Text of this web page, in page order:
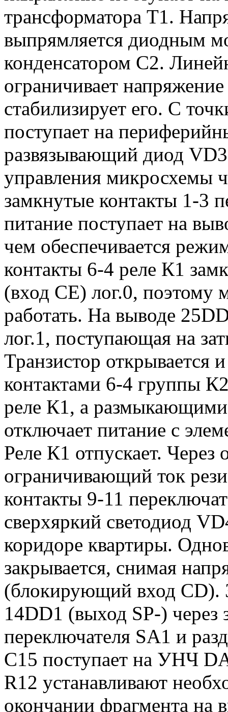
трансформатора Т1.
выпрямляется диодным
конденсатором С2.
ограничивает
стабилизирует его. С
поступает на
развязывающий диод
управления микросхемы
замкнутые контакты 1-3
питание поступает на
чем обеспечивается
контакты 6-4 реле К1
(вход СЕ) лог.0, поэтому
работать. На выводе
лог.1, поступающая на
Транзистор открывается
контактами 6-4 группы
реле К1, а
отключает питание с
Реле К1 отпускает.
ограничивающий ток
контакты 9-11
сверхяркий светодиод
коридоре квартиры.
закрывается, снимая
(блокирующий вход CD).
14DD1 (выход SP-) через
переключателя SА1 и
С15 поступает на УНЧ
R12 устанавливают
окончании фрагмента на